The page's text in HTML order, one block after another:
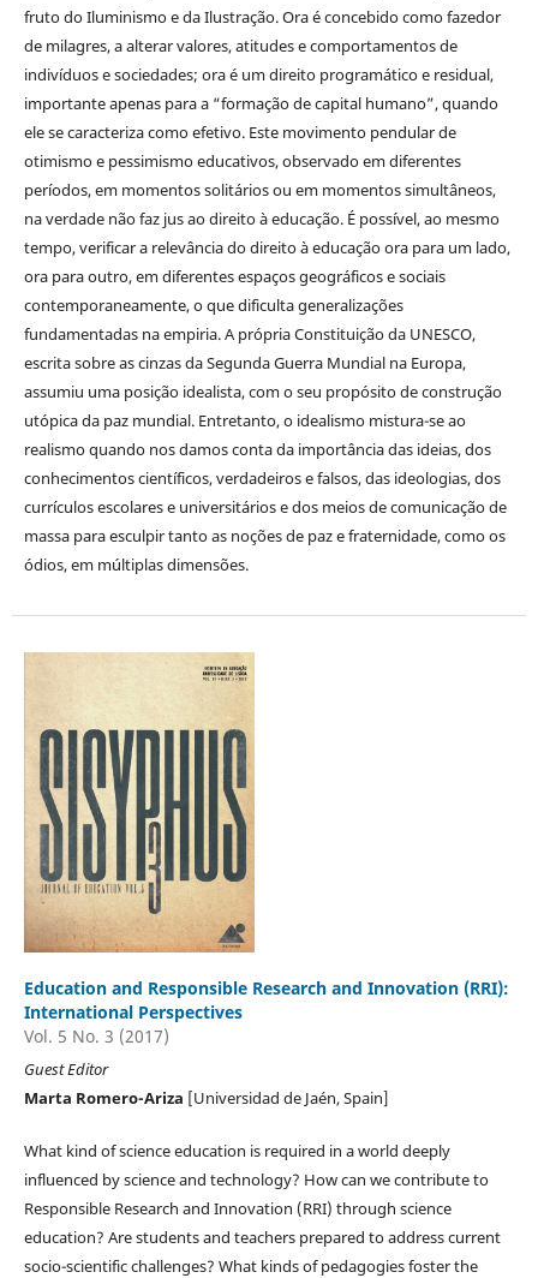
fruto do Iluminismo e da Ilustração. Ora é concebido como fazedor
de milagres, a alterar valores, atitudes e comportamentos de
indivíduos e sociedades; ora é um direito programático e residual,
importante apenas para a “formação de capital humano”, quando
ele se caracteriza como efetivo. Este movimento pendular de
otimismo e pessimismo educativos, observado em diferentes
períodos, em momentos solitários ou em momentos simultâneos,
na verdade não faz jus ao direito à educação. É possível, ao mesmo
tempo, verificar a relevância do direito à educação ora para um lado,
ora para outro, em diferentes espaços geográficos e sociais
contemporaneamente, o que dificulta generalizações
fundamentadas na empiria. A própria Constituição da UNESCO,
escrita sobre as cinzas da Segunda Guerra Mundial na Europa,
assumiu uma posição idealista, com o seu propósito de construção
utópica da paz mundial. Entretanto, o idealismo mistura-se ao
realismo quando nos damos conta da importância das ideias, dos
conhecimentos científicos, verdadeiros e falsos, das ideologias, dos
currículos escolares e universitários e dos meios de comunicação de
massa para esculpir tanto as noções de paz e fraternidade, como os
ódios, em múltiplas dimensões.
Education and Responsible Research and Innovation (RRI):
International Perspectives
Vol. 5 No. 3 (2017)
Guest Editor
Marta Romero-Ariza [Universidad de Jaén, Spain]
What kind of science education is required in a world deeply
influenced by science and technology? How can we contribute to
Responsible Research and Innovation (RRI) through science
education? Are students and teachers prepared to address current
socio-scientific challenges? What kinds of pedagogies foster the